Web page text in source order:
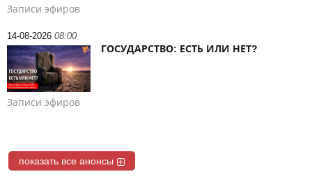
Записи эфиров
14-08-2026 08:00
ГОСУДАРСТВО: ЕСТЬ ИЛИ НЕТ?
Записи эфиров
показать все анонсы